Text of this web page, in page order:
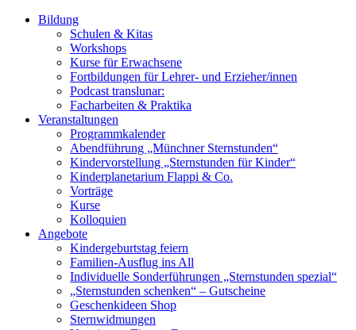
Bildung
Schulen & Kitas
Workshops
Kurse für Erwachsene
Fortbildungen für Lehrer- und Erzieher/innen
Podcast translunar:
Facharbeiten & Praktika
Veranstaltungen
Programmkalender
Abendführung „Münchner Sternstunden“
Kindervorstellung „Sternstunden für Kinder“
Kinderplanetarium Flappi & Co.
Vorträge
Kurse
Kolloquien
Angebote
Kindergeburtstag feiern
Familien-Ausflug ins All
Individuelle Sonderführungen „Sternstunden spezial“
„Sternstunden schenken“ – Gutscheine
Geschenkideen Shop
Sternwidmungen